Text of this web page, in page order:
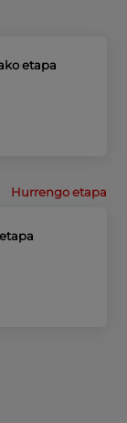
etapa
Hurrengo etapa